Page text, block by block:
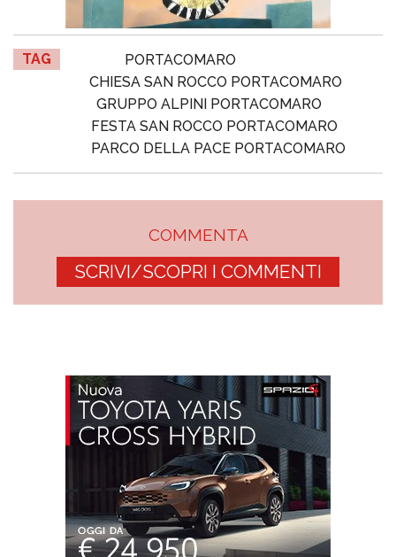
TAG
PORTACOMARO
CHIESA SAN ROCCO PORTACOMARO
GRUPPO ALPINI PORTACOMARO
FESTA SAN ROCCO PORTACOMARO
PARCO DELLA PACE PORTACOMARO
COMMENTA
SCRIVI/SCOPRI I COMMENTI